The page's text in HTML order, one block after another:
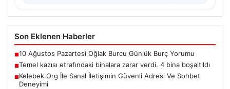
Son Eklenen Haberler
■10 Ağustos Pazartesi Oğlak Burcu Günlük Burç Yorumu
■Temel kazısı etrafındaki binalara zarar verdi. 4 bina boşaltıldı
■Kelebek.Org İle Sanal İletişimin Güvenli Adresi Ve Sohbet
Deneyimi